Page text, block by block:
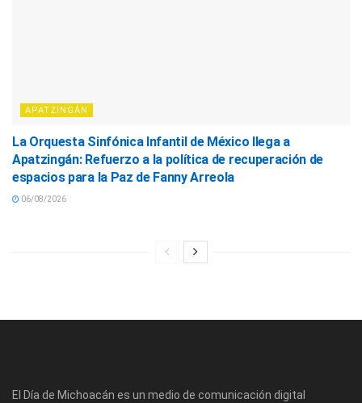
APATZINGÁN
La Orquesta Sinfónica Infantil de México llega a
Apatzingán: Refuerzo a la política de recuperación de
espacios para la Paz de Fanny Arreola
06/08/2026
El Día de Michoacán es un medio de comunicación digital